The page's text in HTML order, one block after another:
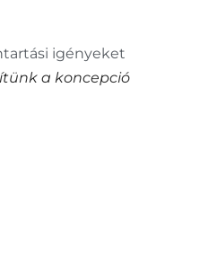
igényeket
a koncepció